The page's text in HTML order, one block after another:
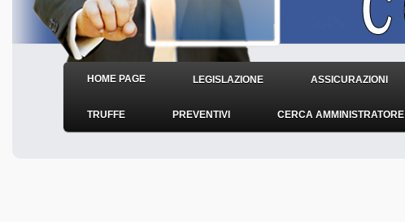
HOME PAGE LEGISLAZIONE ASSICURAZIONI
TRUFFE PREVENTIVI CERCA AMMINISTRATORE